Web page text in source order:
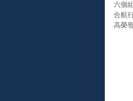
六個
合航
高榮譽